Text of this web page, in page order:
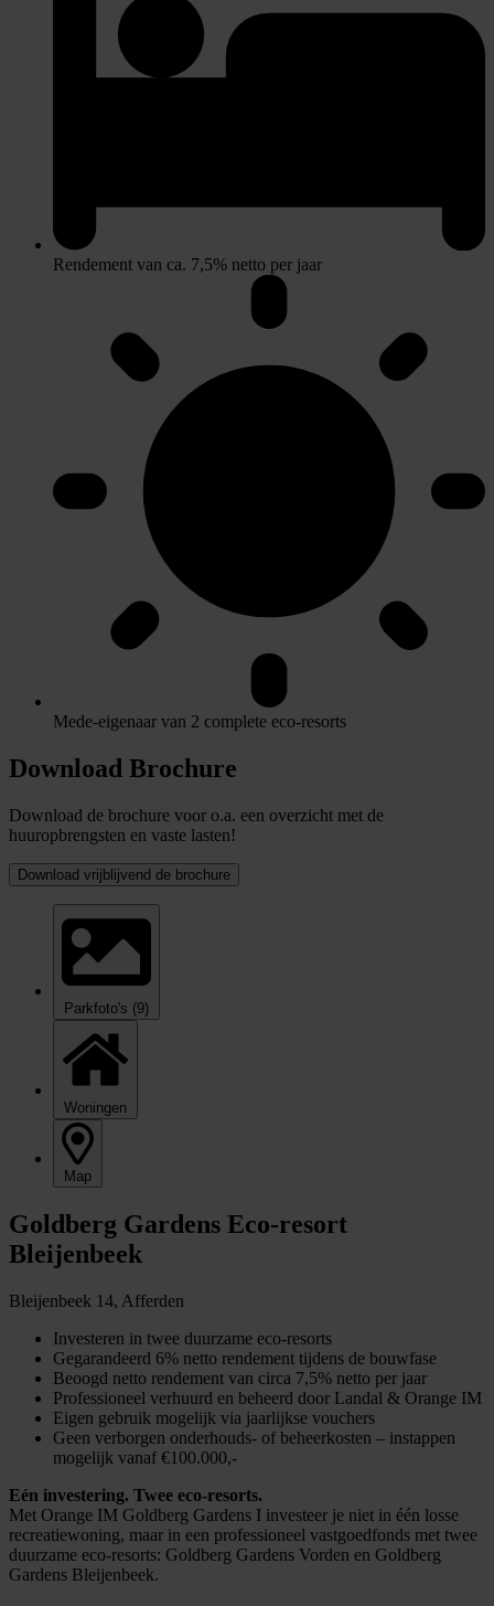
Rendement van ca. 7,5% netto per jaar
Mede-eigenaar van 2 complete eco-resorts
Download Brochure
Download de brochure voor o.a. een overzicht met de
huuropbrengsten en vaste lasten!
Download vrijblijvend de brochure
Parkfoto's (9)
Woningen
Map
Goldberg Gardens Eco-resort
Bleijenbeek
Bleijenbeek 14, Afferden
Investeren in twee duurzame eco-resorts
Gegarandeerd 6% netto rendement tijdens de bouwfase
Beoogd netto rendement van circa 7,5% netto per jaar
Professioneel verhuurd en beheerd door Landal & Orange IM
Eigen gebruik mogelijk via jaarlijkse vouchers
Geen verborgen onderhouds- of beheerkosten – instappen
mogelijk vanaf €100.000,-
Eén investering. Twee eco-resorts.
Met Orange IM Goldberg Gardens I investeer je niet in één losse
recreatiewoning, maar in een professioneel vastgoedfonds met twee
duurzame eco-resorts: Goldberg Gardens Vorden en Goldberg
Gardens Bleijenbeek.